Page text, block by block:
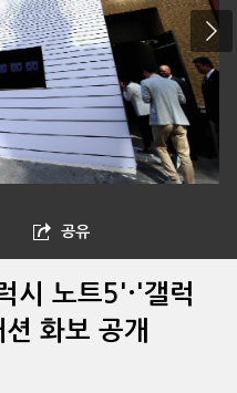
공유
시 노트5'·'갤럭
화보 공개